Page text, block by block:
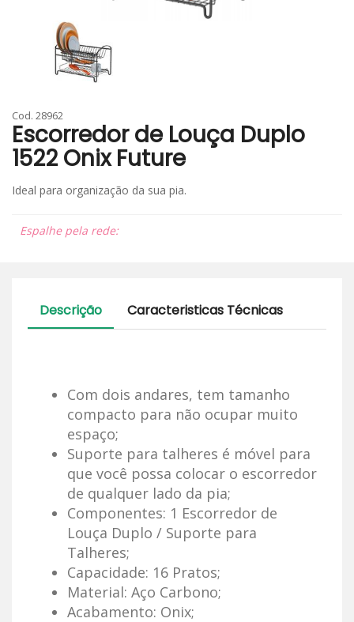
Cod. 28962
Escorredor de Louça Duplo
1522 Onix Future
Ideal para organização da sua pia.
Espalhe pela rede:
Descrição Caracteristicas Técnicas
Com dois andares, tem tamanho
compacto para não ocupar muito
espaço;
Suporte para talheres é móvel para
que você possa colocar o escorredor
de qualquer lado da pia;
Componentes: 1 Escorredor de
Louça Duplo / Suporte para
Talheres;
Capacidade: 16 Pratos;
Material: Aço Carbono;
Acabamento: Onix;